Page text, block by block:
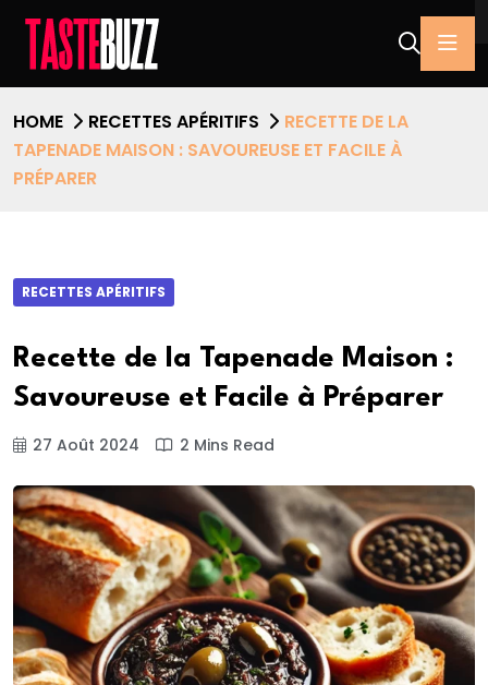
HOME RECETTES APÉRITIFS
RECETTE DE LA
TAPENADE MAISON : SAVOUREUSE ET FACILE À
PRÉPARER
RECETTES APÉRITIFS
Recette de la Tapenade Maison :
Savoureuse et Facile à Préparer
27 Août 2024 2 Mins Read